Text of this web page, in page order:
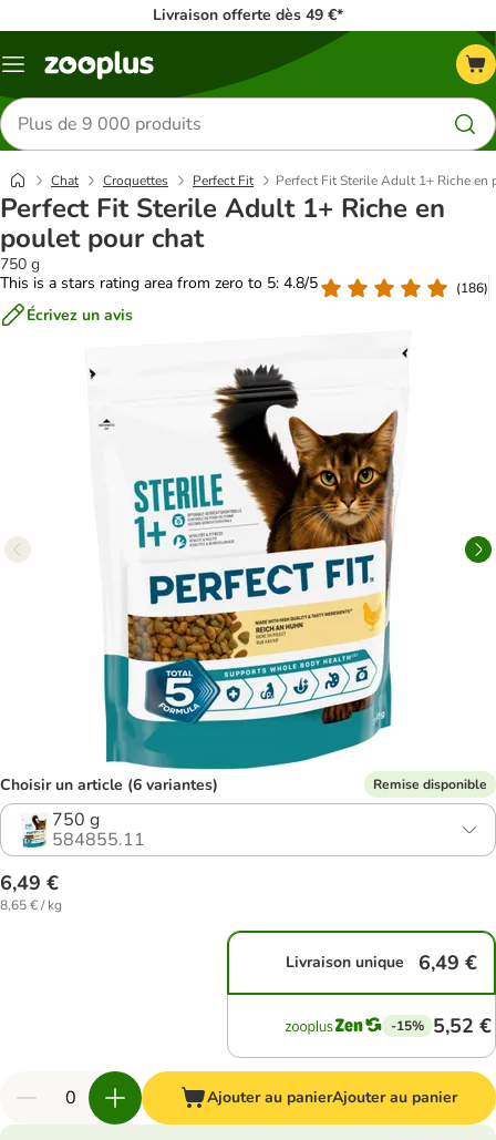
Livraison offerte dès 49 €*
Menu
Rechercher
des
produits
Chat Croquettes Perfect Fit Perfect Fit Sterile Adult 1+ Riche en
Perfect Fit Sterile Adult 1+ Riche en
poulet pour chat
750 g
This is a stars rating area from zero to 5: 4.8/5
(186)
Écrivez un avis
Choisir un article (6 variantes) Remise disponible
750 g
584855.11
6,49 €
8,65 € / kg
Livraison unique 6,49 €
-15% 5,52 €
Ajouter au panierAjouter au panier